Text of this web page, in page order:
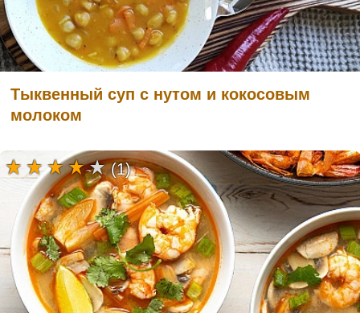
Тыквенный суп с нутом и кокосовым
молоком
(1)